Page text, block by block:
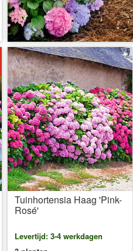
Tuinhortensia Haag 'Pink-
Rosé'
Levertijd: 3-4 werkdagen